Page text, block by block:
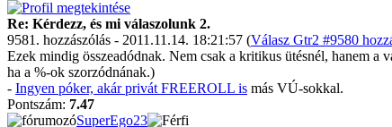
Re: Kérdezz, és mi válaszolunk 2.
9581. hozzászólás - 2011.11.14. 18:21:57 (Válasz Gtr2 #9580
Ezek mindig összeadódnak. Nem csak a kritikus ütésnél, hanem a
ha a %-ok szorzódnának.)
- Ingyen póker, akár privát FREEROLL is más VÚ-sokkal.
Pontszám: 7.47
SuperEgo23